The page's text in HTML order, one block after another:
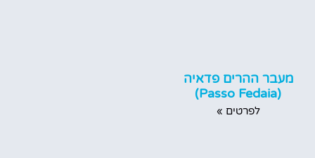
מעבר ההרים פדאיה
(Passo Fedaia)
לפרטים »